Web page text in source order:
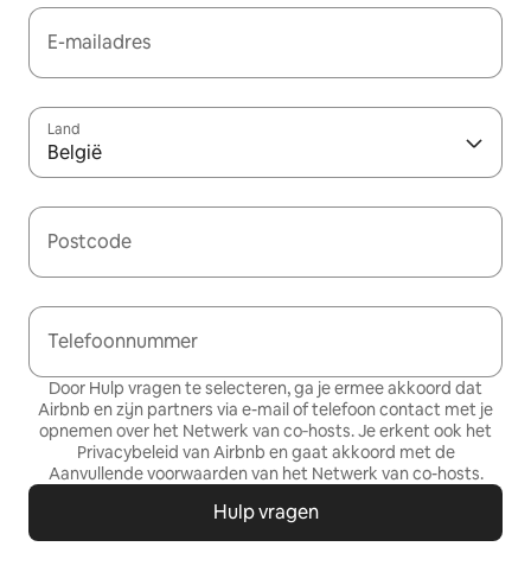
E-mailadres
Land
België
Postcode
Telefoonnummer
Door Hulp vragen te selecteren, ga je ermee akkoord dat
Airbnb en zijn partners via e-mail of telefoon contact met je
opnemen over het Netwerk van co‑hosts. Je erkent ook het
Privacybeleid van Airbnb en gaat akkoord met de
Aanvullende voorwaarden van het Netwerk van co-hosts.
Hulp vragen